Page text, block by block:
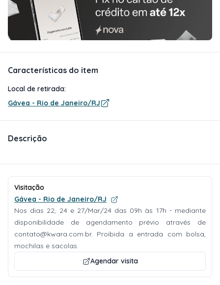
Características do item
Local de retirada:
Gávea - Rio de Janeiro/RJ
Descrição
Visitação
Gávea - Rio de Janeiro/RJ
Nos dias 22, 24 e 27/Mar/24 das 09h às 17h - mediante
disponibilidade de agendamento prévio através de
contato@kwara.com.br. Proibida a entrada com bolsa,
mochilas e sacolas.
Agendar visita